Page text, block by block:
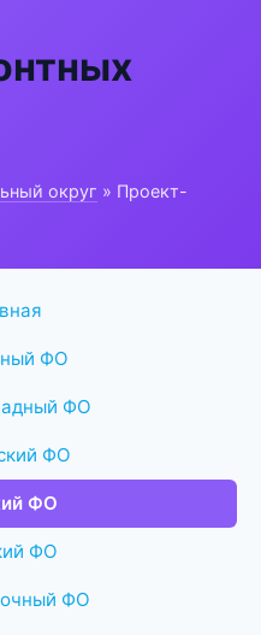
округ » Проект-
ФО
ФО
ФО
ФО
ФО
ФО